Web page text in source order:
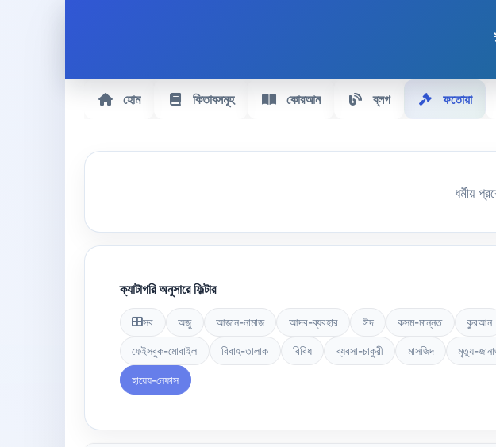
হোম কিতাবসমূহ কোরআন ব্লগ ফতোয়া
ধর্মীয়
ক্যাটাগরি অনুসারে ফিল্টার
সব অজু আজান-নামাজ আদব-ব্যবহার ঈদ কসম-মান্নত কুরআন
ফেইসবুক-মোবাইল বিবাহ-তালাক বিবিধ ব্যবসা-চাকুরী মাসজিদ মৃত্যু-
হায়েয-নেফাস